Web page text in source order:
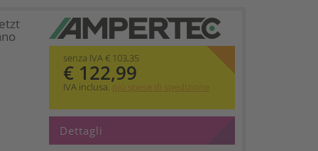
senza IVA € 103,35
€ 122,99
IVA inclusa. più spese di spedizione
Dettagli